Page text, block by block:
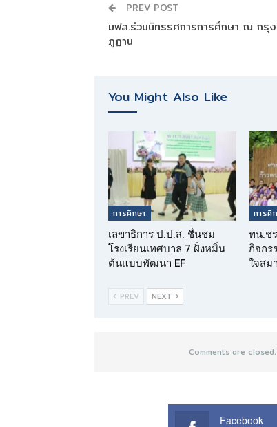
PREV POST
มฟล.ร่วมนิทรรศการการศึกษา ณ กรุ
ภูฏาน
You Might Also Like
การศึกษา
เลขาธิการ ป.ป.ส. ชื่นชม
โรงเรียนเทศบาล 7 ฝั่งหมิ่น
ต้นแบบพัฒนา EF
การศึ
ทน.ช
กิจกร
ใจสม
PREV NEXT
Comments are
Facebook